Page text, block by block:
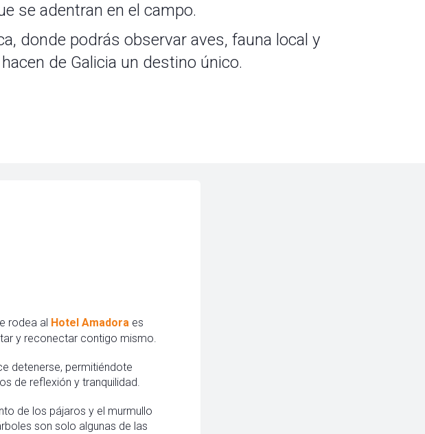
se adentran en el campo.
donde podrás observar aves, fauna local y
de Galicia un destino único.
rodea al Hotel Amadora es
y reconectar contigo mismo.
detenerse, permitiéndote
de reflexión y tranquilidad.
de los pájaros y el murmullo
son solo algunas de las